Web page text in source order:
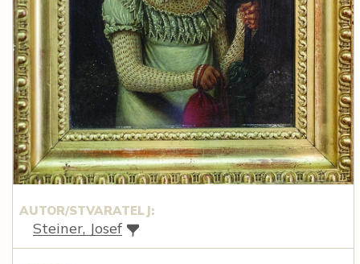
AUTOR/STVARATELJ:
Steiner, Josef